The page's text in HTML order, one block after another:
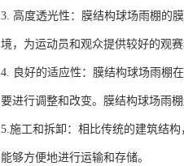
3. 高度透光性：膜结构球场雨棚的
境，为运动员和观众提供较好的观赛
4. 良好的适应性：膜结构球场雨棚
要进行调整和改变。膜结构球场雨
5.施工和拆卸：相比传统的建筑结
能够方便地进行运输和存储。